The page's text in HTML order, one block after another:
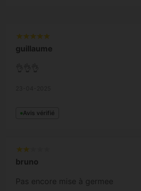
guillaume
Avis vérifié
bruno
Pas encore mise à germee